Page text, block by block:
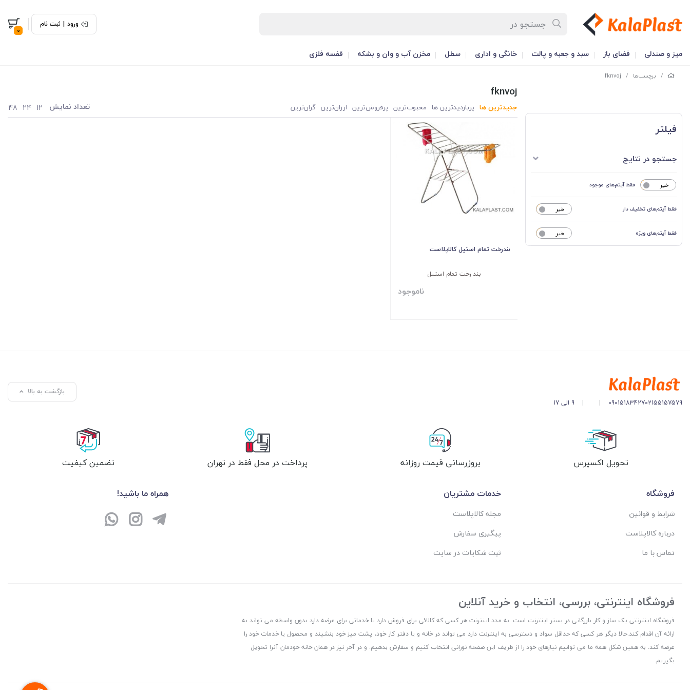
ورود | ثبت نام
0
میز و صندلی فضای باز سبد و جعبه و پالت خانگی و اداری سطل مخزن آب و وان و بشکه قفسه فلزی
/ برچسب‌ها /
fknvoj
فیلتر
جستجو در نتایج
خیر فقط آیتم‌های موجود
خیر فقط آیتم‌های تخفیف دار
خیر فقط آیتم‌های ویژه
fknvoj
جدیدترین ها پربازدیدترین ها محبوب‌‌ترین پرفروش‌ترین ارزان‌ترین گران‌ترین تعداد نمایش 12
24
48
بندرخت تمام استیل کالاپلاست
بند رخت تمام استیل
ناموجود
02155157579
09015183427
|
| 9 الی 17
بازگشت به بالا
تحویل اکسپرس بروزرسانی قیمت روزانه پرداخت در محل فقط در تهران تضمین کیفیت
فروشگاه
شرایط و قوانین
درباره کالاپلاست
تماس با ما
خدمات مشتریان
مجله کالاپلاست
پیگیری سفارش
ثبت شکایات در سایت
همراه ما باشید!
فروشگاه اینترنتی، بررسی، انتخاب و خرید آنلاین
فروشگاه اینترنتی یک ساز و کار بازرگانی در بستر اینترنت است. به مدد اینترنت هر کسی که کالائی برای فروش دارد یا خدماتی برای عرضه دارد بدون واسطه می تواند به
ارائه آن اقدام کند.حالا دیگر هر کسی که حداقل سواد و دسترسی به اینترنت دارد می تواند در خانه و یا دفتر کار خود، پشت میز خود بنشیند و محصول یا خدمات خود را
عرضه کند. به همین شکل همه ما می توانیم نیازهای خود را از طریف این صفحه نورانی انتخاب کنیم و سفارش بدهیم. و در آخر نیز در همان خانه خودمان آنرا تحویل
بگیریم.